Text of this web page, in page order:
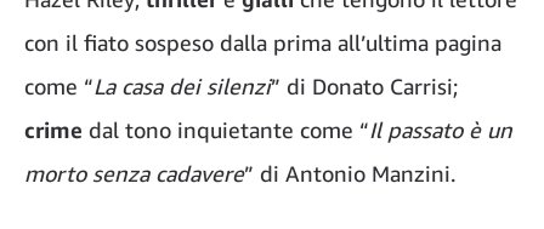
con il fiato sospeso dalla prima all’ultima pagina
come “La casa dei silenzi” di Donato Carrisi;
crime dal tono inquietante come “Il passato è un
morto senza cadavere” di Antonio Manzini.